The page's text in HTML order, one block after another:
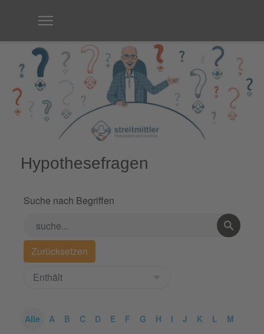
Hypothesefragen
Suche nach Begriffen
Alle A B C D E F G H I J K L
M